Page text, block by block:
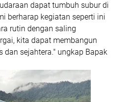
dapat tumbuh subur di
berharap kegiatan seperti ini
rutin dengan saling
kita dapat membangun
dan sejahtera." ungkap Bapak